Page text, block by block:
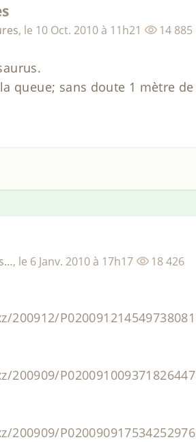
, le 10 Oct. 2010à 11h21 14 885
queue; sans doute 1 mètre
, le 6 Janv. 2010à 17h17 18 426